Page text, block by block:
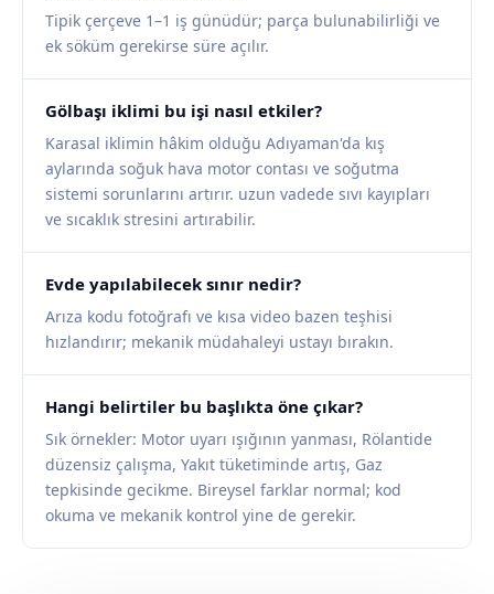
Tipik çerçeve 1–1 iş günüdür; parça bulunabilirliği ve
ek söküm gerekirse süre açılır.
Gölbaşı iklimi bu işi nasıl etkiler?
Karasal iklimin hâkim olduğu Adıyaman'da kış
aylarında soğuk hava motor contası ve soğutma
sistemi sorunlarını artırır. uzun vadede sıvı kayıpları
ve sıcaklık stresini artırabilir.
Evde yapılabilecek sınır nedir?
Arıza kodu fotoğrafı ve kısa video bazen teşhisi
hızlandırır; mekanik müdahaleyi ustayı bırakın.
Hangi belirtiler bu başlıkta öne çıkar?
Sık örnekler: Motor uyarı ışığının yanması, Rölantide
düzensiz çalışma, Yakıt tüketiminde artış, Gaz
tepkisinde gecikme. Bireysel farklar normal; kod
okuma ve mekanik kontrol yine de gerekir.